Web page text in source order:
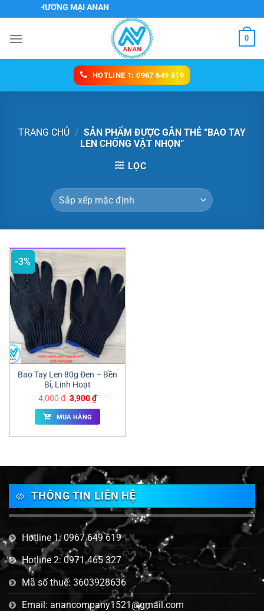
đến
nội
VÀ THƯƠNG MẠI ANAN
0
HOTLINE 1: 0967 649 619
TRANG CHỦ / SẢN PHẨM ĐƯỢC GẮN THẺ “BAO TAY
LEN CHỐNG VẬT NHỌN”
LỌC
-3%
Bao Tay Len 80g Đen – Bền
Bỉ, Linh Hoạt
4,000₫ Giá
gốc
là:
4,000 ₫.
3,900₫Giá
hiện
tại
MUA HÀNG
THÔNG TIN LIÊN HỆ
Hotline 1: 0967 649 619
Hotline 2: 0971 465 327
Mã số thuế: 3603928636
Email: anancompany1521@gmail.com